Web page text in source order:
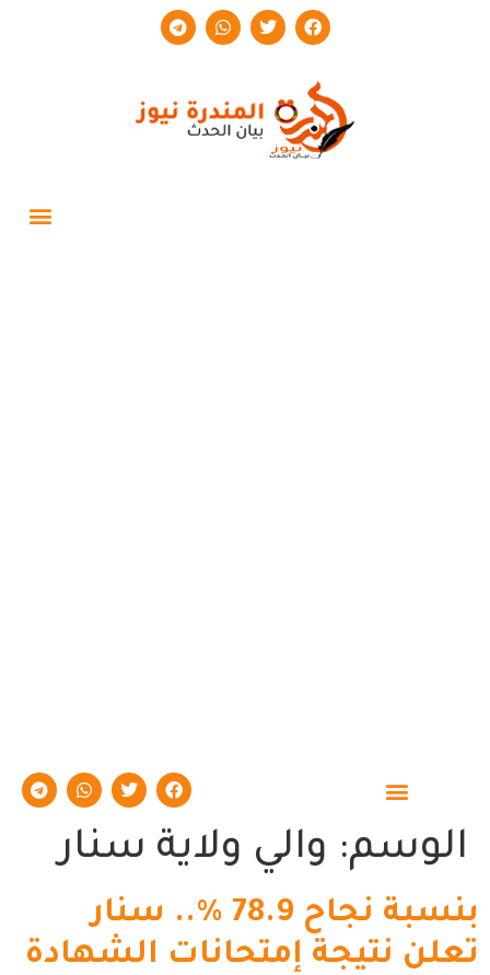
الوسم: والي ولاية سنار
بنسبة نجاح 78.9 %.. سنار
تعلن نتيجة إمتحانات الشهادة